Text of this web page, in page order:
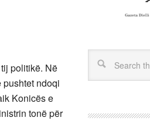
politikë. Në
ndoqi
Konicës e
tonë për